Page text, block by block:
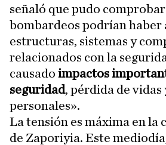
señaló que pudo
bombardeos podrían haber
estructuras, sistemas y
relacionados con la
causado impactos
seguridad, pérdida de vidas
personales».
La tensión es máxima en la
de Zaporiyia. Este